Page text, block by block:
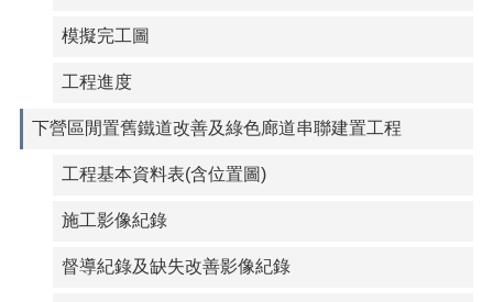
模擬完工圖
工程進度
下營區閒置舊鐵道改善及綠色廊道串聯建置工程
工程基本資料表(含位置圖)
施工影像紀錄
督導紀錄及缺失改善影像紀錄